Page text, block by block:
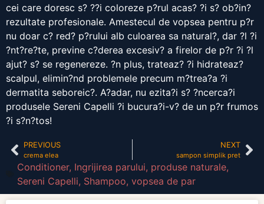
cei care doresc s? ??i coloreze p?rul acas? ?i s? ob?in?
rezultate profesionale. Amestecul de vopsea pentru p?r
nu doar c? red? p?rului alb culoarea sa natural?, dar ?l ?i
?nt?re?te, previne c?derea excesiv? a firelor de p?r ?i ?l
ajut? s? se regenereze. ?n plus, trateaz? ?i hidrateaz?
scalpul, elimin?nd problemele precum m?trea?a ?i
dermatita seboreic?. A?adar, nu ezita?i s? ?ncerca?i
produsele Sereni Capelli ?i bucura?i-v? de un p?r frumos
?i s?n?tos!
PREVIOUS
crema elea
NEXT
sampon simplik pret
Conditioner, Ingrijirea parului, produse naturale,
Sereni Capelli, Shampoo, vopsea de par